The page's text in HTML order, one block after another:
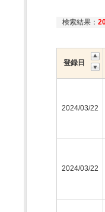
検索結果：
登録日
2024/03/22
2024/03/22